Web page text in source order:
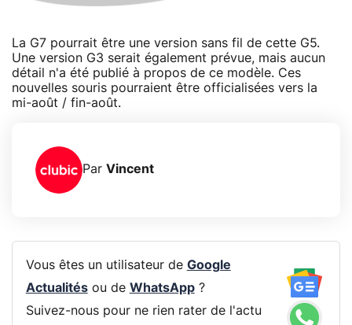
La G7 pourrait être une version sans fil de cette G5.
Une version G3 serait également prévue, mais aucun
détail n'a été publié à propos de ce modèle. Ces
nouvelles souris pourraient être officialisées vers la
mi-août / fin-août.
Par Vincent
Vous êtes un utilisateur de Google
Actualitésou de WhatsApp?
Suivez-nous pour ne rien rater de l'actu